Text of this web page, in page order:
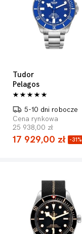
Tudor
Pelagos
5-10 dni robocze
Cena rynkowa
25 938,00 zł
17 929,00 zł -31%